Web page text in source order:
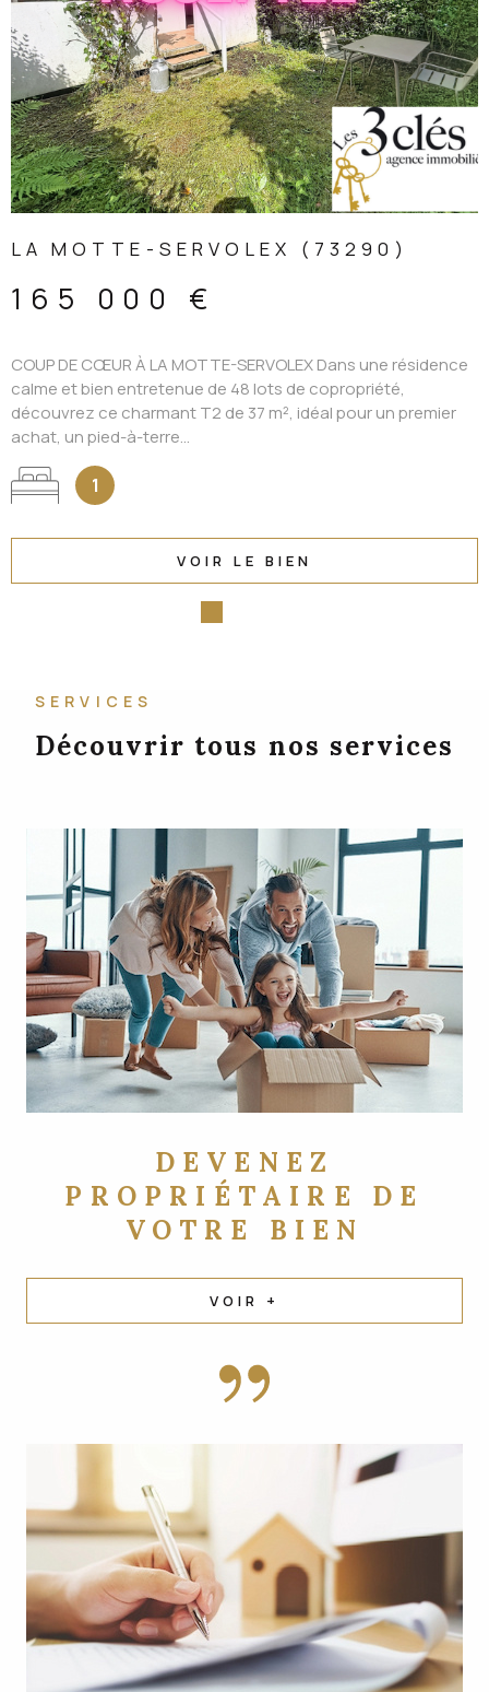
LA MOTTE-SERVOLEX (73290)
165 000 €
COUP DE CŒUR À LA MOTTE-SERVOLEX Dans une résidence
calme et bien entretenue de 48 lots de copropriété,
découvrez ce charmant T2 de 37 m², idéal pour un premier
achat, un pied-à-terre...
1
VOIR LE BIEN
SERVICES
Découvrir tous nos services
DEVENEZ
PROPRIÉTAIRE DE
VOTRE BIEN
VOIR +